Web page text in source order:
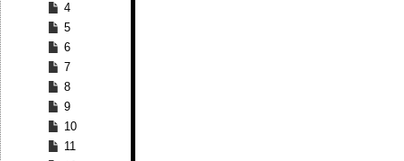
4
5
6
7
8
9
10
11